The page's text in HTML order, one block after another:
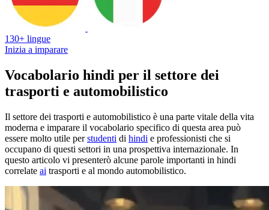
130+ lingue
Inizia a imparare
Vocabolario hindi per il settore dei
trasporti e automobilistico
Il settore dei trasporti e automobilistico è una parte vitale della vita
moderna e imparare il vocabolario specifico di questa area può
essere molto utile perstudenti di hindi e professionisti che si
occupano di questi settori in una prospettiva internazionale. In
questo articolo vi presenterò alcune parole importanti in hindi
correlate ai trasporti e al mondo automobilistico.